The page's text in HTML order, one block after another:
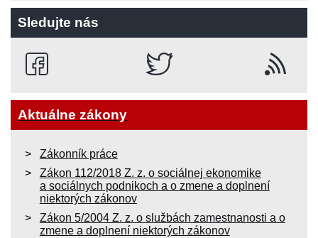
Sledujte nás
Aktuálne zákony
Zákonník práce
Zákon 112/2018 Z. z. o sociálnej ekonomike
a sociálnych podnikoch a o zmene a doplnení
niektorých zákonov
Zákon 5/2004 Z. z. o službách zamestnanosti a o
zmene a doplnení niektorých zákonov